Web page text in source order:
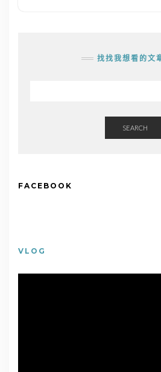
找找我想看的文
SEARCH
FACEBOOK
VLOG